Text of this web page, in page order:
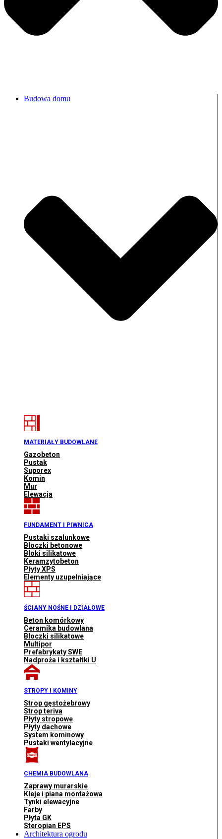
Budowa domu
MATERIAŁY BUDOWLANE
Gazobeton
Pustak
Suporex
Komin
Mur
Elewacja
FUNDAMENT I PIWNICA
Pustaki szalunkowe
Bloczki betonowe
Bloki silikatowe
Keramzytobeton
Płyty XPS
Elementy uzupełniające
ŚCIANY NOŚNE I DZIAŁOWE
Beton komórkowy
Ceramika budowlana
Bloczki silikatowe
Multipor
Prefabrykaty SWE
Nadproża i kształtki U
STROPY I KOMINY
Strop gęstożebrowy
Strop teriva
Płyty stropowe
Płyty dachowe
System kominowy
Pustaki wentylacyjne
CHEMIA BUDOWLANA
Zaprawy murarskie
Kleje i piana montażowa
Tynki elewacyjne
Farby
Płyta GK
Steropian EPS
Architektura ogrodu